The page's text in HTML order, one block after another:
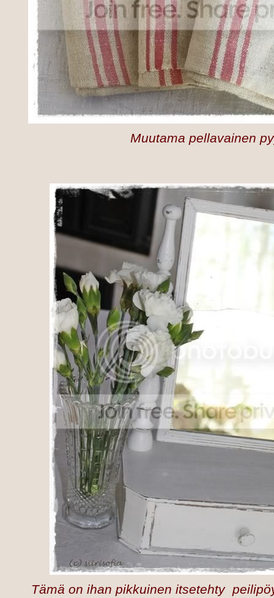
Muutama pellavainen
Tämä on ihan pikkuinen itsetehty